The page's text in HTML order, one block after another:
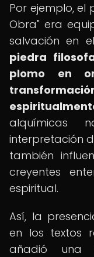
Por ejemplo, el
Obra" era
salvación en
piedra
plomo en
alquímicas
interpretación
también
creyentes
espiritual.
Así, la
en los textos
añadió una